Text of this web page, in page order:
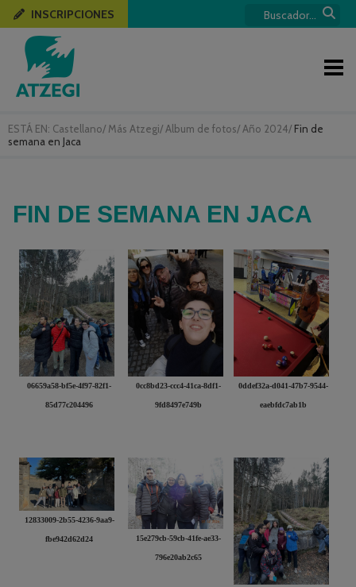
ESTÁ EN: Castellano/ Más Atzegi/ Album de fotos/ Año 2024/ Fin de
semana en Jaca
INSCRIPCIONES
FIN DE SEMANA EN JACA
06659a58-bf5e-4f97-82f1-
85d77c204496
0cc8bd23-ccc4-41ca-8df1-
9fd8497e749b
0ddef32a-d041-47b7-9544-
eaebfdc7ab1b
12833009-2b55-4236-9aa9-
fbe942d62d24 15e279cb-59cb-41fe-ae33-
796e20ab2c65